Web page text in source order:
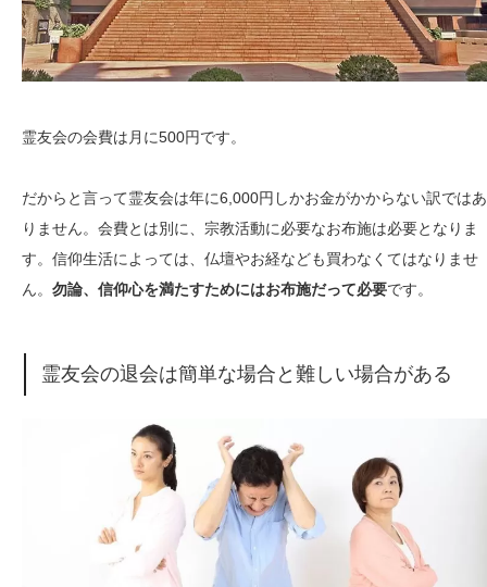
霊友会の会費は月に500円です。
だからと言って霊友会は年に6,000円しかお金がかからない訳ではあ
りません。会費とは別に、宗教活動に必要なお布施は必要となりま
す。信仰生活によっては、仏壇やお経なども買わなくてはなりませ
ん。 勿論、信仰心を満たすためにはお布施だって必要です。
霊友会の退会は簡単な場合と難しい場合がある